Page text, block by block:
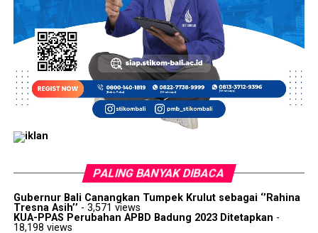
PALING BANYAK DIBACA
Gubernur Bali Canangkan Tumpek Krulut sebagai ‘’Rahina
Tresna Asih’’ - 3,571 views
KUA-PPAS Perubahan APBD Badung 2023 Ditetapkan -
18,198 views